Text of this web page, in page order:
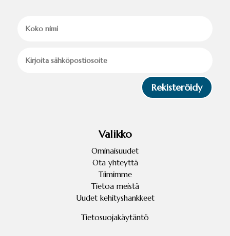
Rekisteröidy
Valikko
Ominaisuudet
Ota yhteyttä
Tiimimme
Tietoa meistä
Uudet kehityshankkeet
Tietosuojakäytäntö